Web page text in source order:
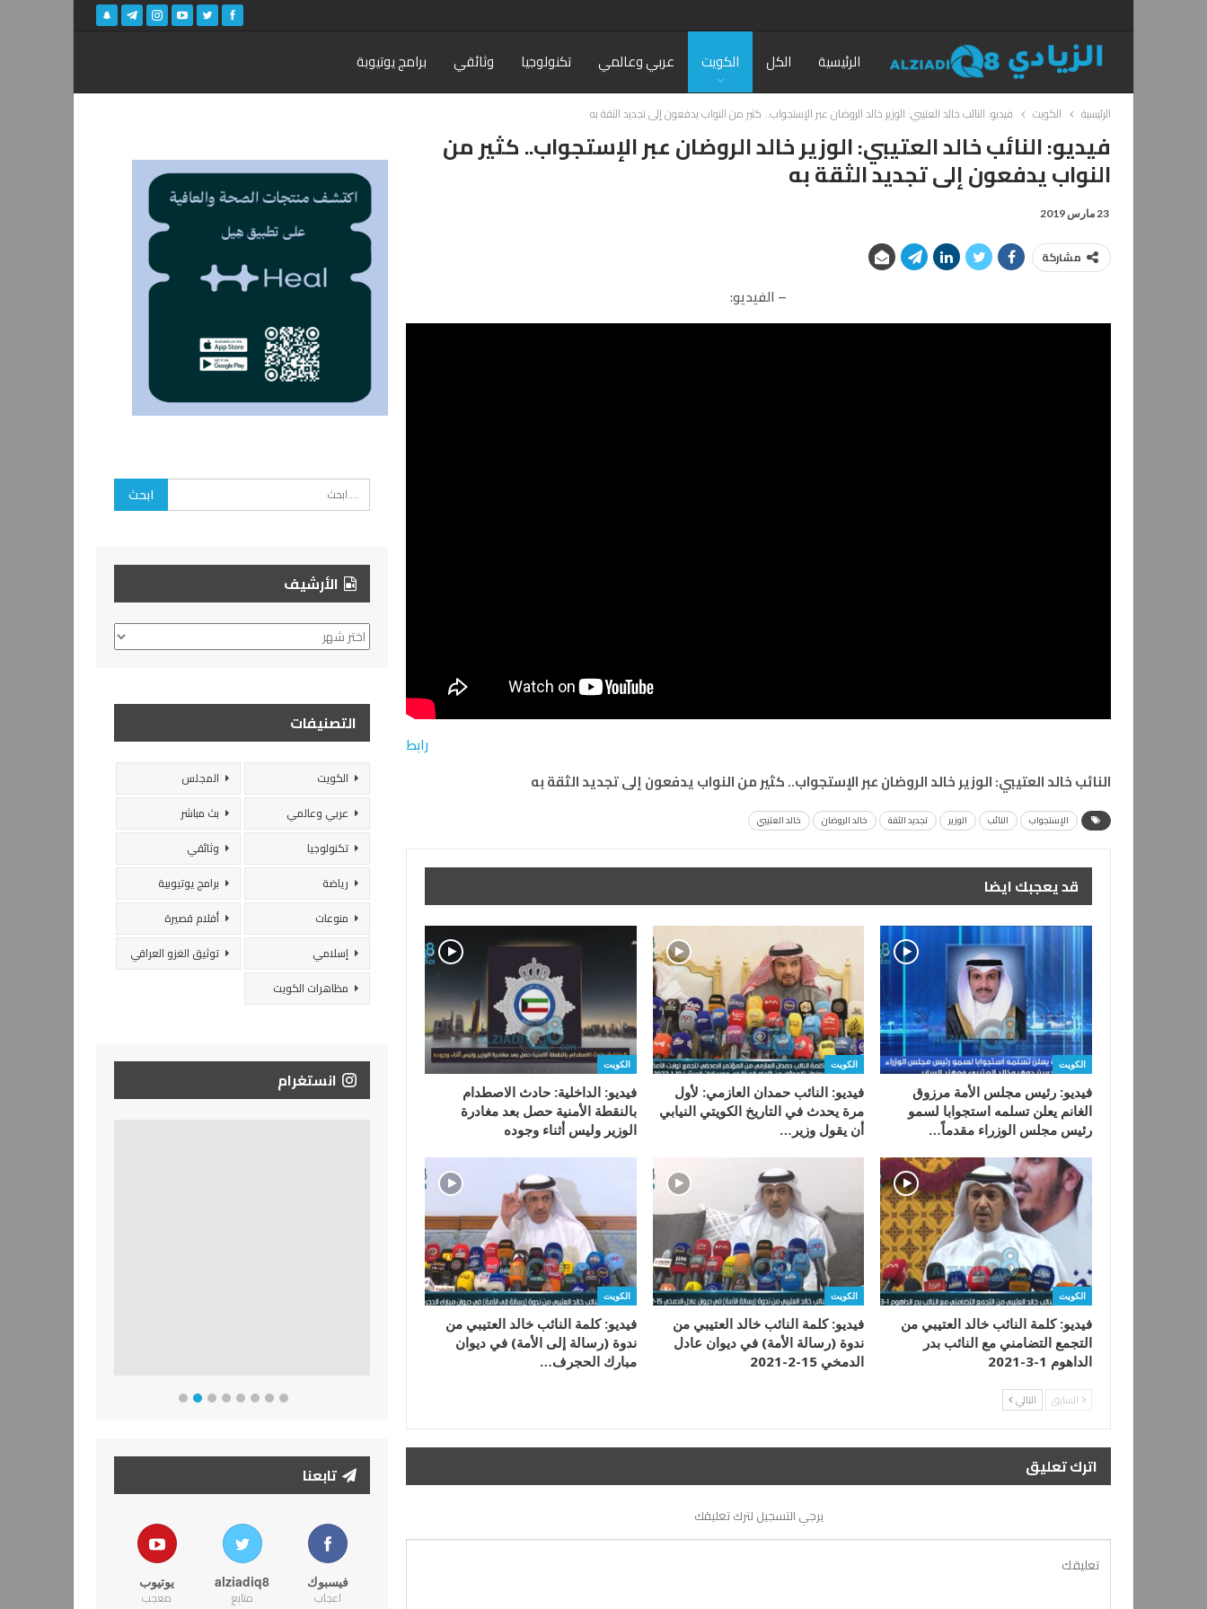
الرئيسية الكل الكويت عربي وعالمي تكنولوجيا وثائقي برامج يوتيوبة
الرئيسية الكويت فيديو: النائب خالد العتيبي: الوزير خالد الروضان عبر الإستجواب.. كثير من النواب يدفعون إلى تجديد الثقة به
فيديو: النائب خالد العتيبي: الوزير خالد الروضان عبر الإستجواب.. كثير من
النواب يدفعون إلى تجديد الثقة به
23 مارس 2019
مشاركة
– الفيديو:
رابط
النائب خالد العتيبي: الوزير خالد الروضان عبر الإستجواب.. كثير من النواب يدفعون إلى تجديد الثقة به
الإستجواب النائب الوزير تجديد الثقة خالد الروضان خالد العتيبي
قد يعجبك ايضا
الكويت
فيديو: رئيس مجلس الأمة مرزوق
الغانم يعلن تسلمه استجوابا لسمو
رئيس مجلس الوزراء مقدماً…
الكويت
فيديو: النائب حمدان العازمي: لأول
مرة يحدث في التاريخ الكويتي النيابي
أن يقول وزير…
الكويت
فيديو: الداخلية: حادث الاصطدام
بالنقطة الأمنية حصل بعد مغادرة
الوزير وليس أثناء وجوده
الكويت
فيديو: كلمة النائب خالد العتيبي من
التجمع التضامني مع النائب بدر
الداهوم 1-3-2021
الكويت
فيديو: كلمة النائب خالد العتيبي من
ندوة (رسالة الأمة) في ديوان عادل
الدمخي 15-2-2021
الكويت
فيديو: كلمة النائب خالد العتيبي من
ندوة (رسالة إلى الأمة) في ديوان
مبارك الحجرف…
السابق التالي
اترك تعليق
يرجي التسجيل لترك تعليقك
الأرشيف
الأرشيف
التصنيفات
الكويت
المجلس
عربي وعالمي
بث مباشر
تكنولوجيا
وثائقي
رياضة
برامج يوتيوبية
منوعات
أفلام قصيرة
إسلامي
توثيق الغزو العراقي
مظاهرات الكويت
انستغرام
تابعنا
فيسبوك
اعجاب
alziadiq8
متابع
يوتيوب
معجب